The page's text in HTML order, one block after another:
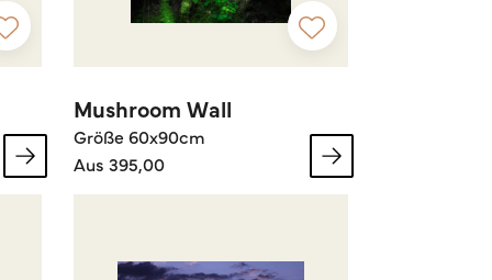
Mushroom Wall
Größe 60x90cm
Aus 395,00